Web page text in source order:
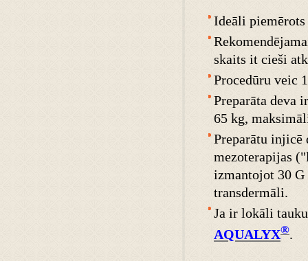
Ideāli piemērots
skaits it cieši
Procedūru veic
Preparāta deva
65 kg,
Preparātu
mezoterapijas
izmantojot 30
transdermāli.
Ja ir lokāli
AQUALYX®.